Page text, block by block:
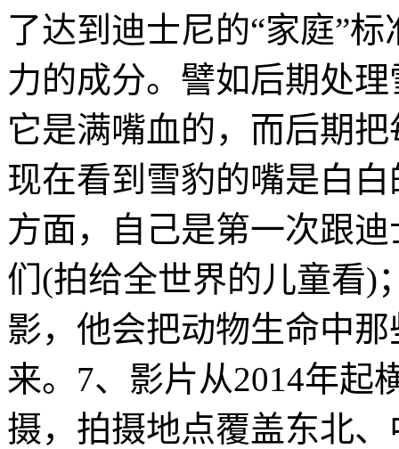
了达到迪士尼的“家庭”
力的成分。譬如后期处
它是满嘴血的，而后期
现在看到雪豹的嘴是白
方面，自己是第一次跟
们(拍给全世界的儿童看)
影，他会把动物生命中
来。7、影片从2014年起
摄，拍摄地点覆盖东北